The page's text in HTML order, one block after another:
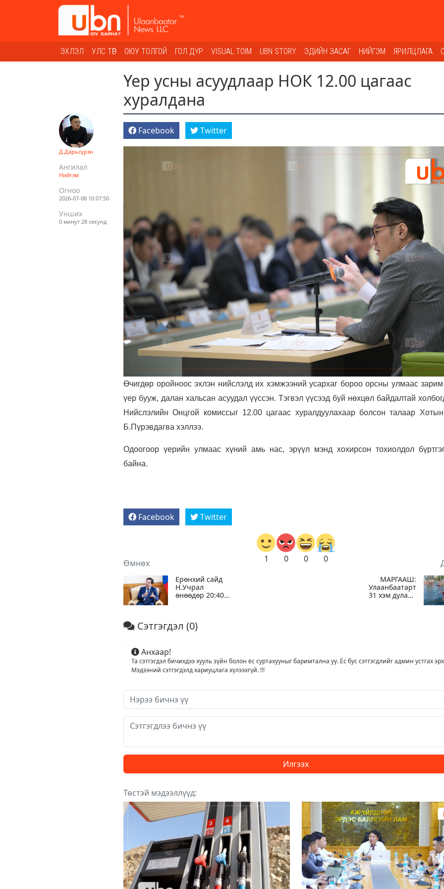
ЭХЛЭЛ УЛС ТӨР ОЮУ ТОЛГОЙ ГОЛ ДҮР VISUAL TOIM UBN STORY ЭДИЙН ЗАСАГ НИЙГЭМ ЯРИЛЦЛАГА
Үер усны асуудлаар НОК 12.00 цагаас
хуралдана
Д.Дарьсүрэн
Ангилал
Нийгэм
Огноо
2026-07-08 10:07:50
Унших
0 минут 28 секунд
Facebook Twitter
Өчигдөр оройноос эхлэн нийслэлд их хэмжээний усархаг бороо орсны улмаас зарим
үер бууж, далан хальсан асуудал үүссэн. Тэгвэл үүсээд буй нөхцөл байдалтай
Нийслэлийн Онцгой комиссыг 12.00 цагаас хуралдуулахаар болсон талаар
Б.Пүрэвдагва хэллээ.
Одоогоор үерийн улмаас хүний амь нас, эрүүл мэнд хохирсон тохиолдол
байна.
Facebook Twitter
1 0 0 0
Өмнөх
Ерөнхий сайд
Н.Учрал
өнөөдөр 20:40
ярилцлагад
оролцоно
МАРГААШ:
Улаанбаатарт
31 хэм дулаан
Сэтгэгдэл (0)
Анхаар!
Та сэтгэгдэл бичихдээ хууль зүйн болон ёс суртахууныг баримтална уу. Ёс бус сэтгэгдлийг админ устгах
Мэдээний сэтгэгдэлд хариуцлага хүлээхгүй. !!!
Илгээх
Төстэй мэдээллүүд: